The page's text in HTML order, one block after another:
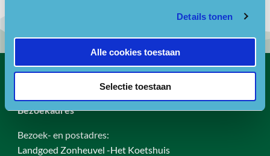
Details tonen
Alle cookies toestaan
Selectie toestaan
Bezoekadres
Bezoek- en postadres:
Landgoed Zonheuvel -Het Koetshuis